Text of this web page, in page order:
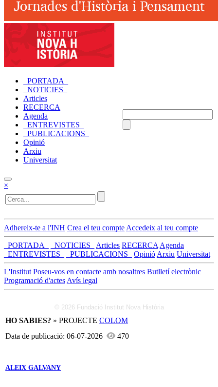
_PORTADA_
_NOTICIES_
Articles
RECERCA
Agenda
_ENTREVISTES_
_PUBLICACIONS_
Opinió
Arxiu
Universitat
×
Adhereix-te a l'INH Crea el teu compte Accedeix al teu compte
_PORTADA_ _NOTICIES_ Articles RECERCA Agenda
_ENTREVISTES_
_PUBLICACIONS_ Opinió Arxiu Universitat
L'Institut Poseu-vos en contacte amb nosaltres Butlletí electrònic
Programació d'actes Avís legal
© 2026 Fundació Institut Nova Història
HO SABIES? » PROJECTE COLOM
Data de publicació: 06-07-2026
470
ALEIX GALVANY